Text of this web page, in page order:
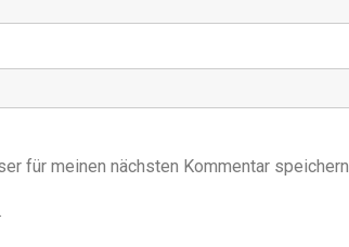
für meinen nächsten Kommentar speichern.